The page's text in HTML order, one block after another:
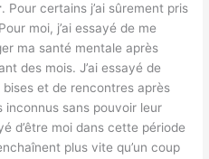
. Pour certains j’ai sûrement pris
moi, j’ai essayé de me
ma santé mentale après
des mois. J’ai essayé de
et de rencontres après
inconnus sans pouvoir leur
d’être moi dans cette période
plus vite qu’un coup